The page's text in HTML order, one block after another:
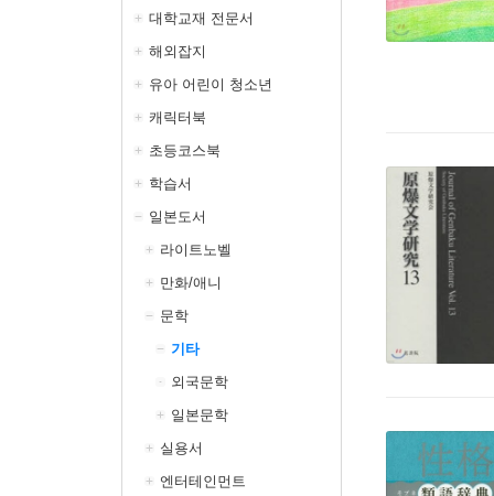
대학교재 전문서
해외잡지
유아 어린이 청소년
캐릭터북
초등코스북
학습서
일본도서
라이트노벨
만화/애니
문학
기타
외국문학
일본문학
실용서
엔터테인먼트